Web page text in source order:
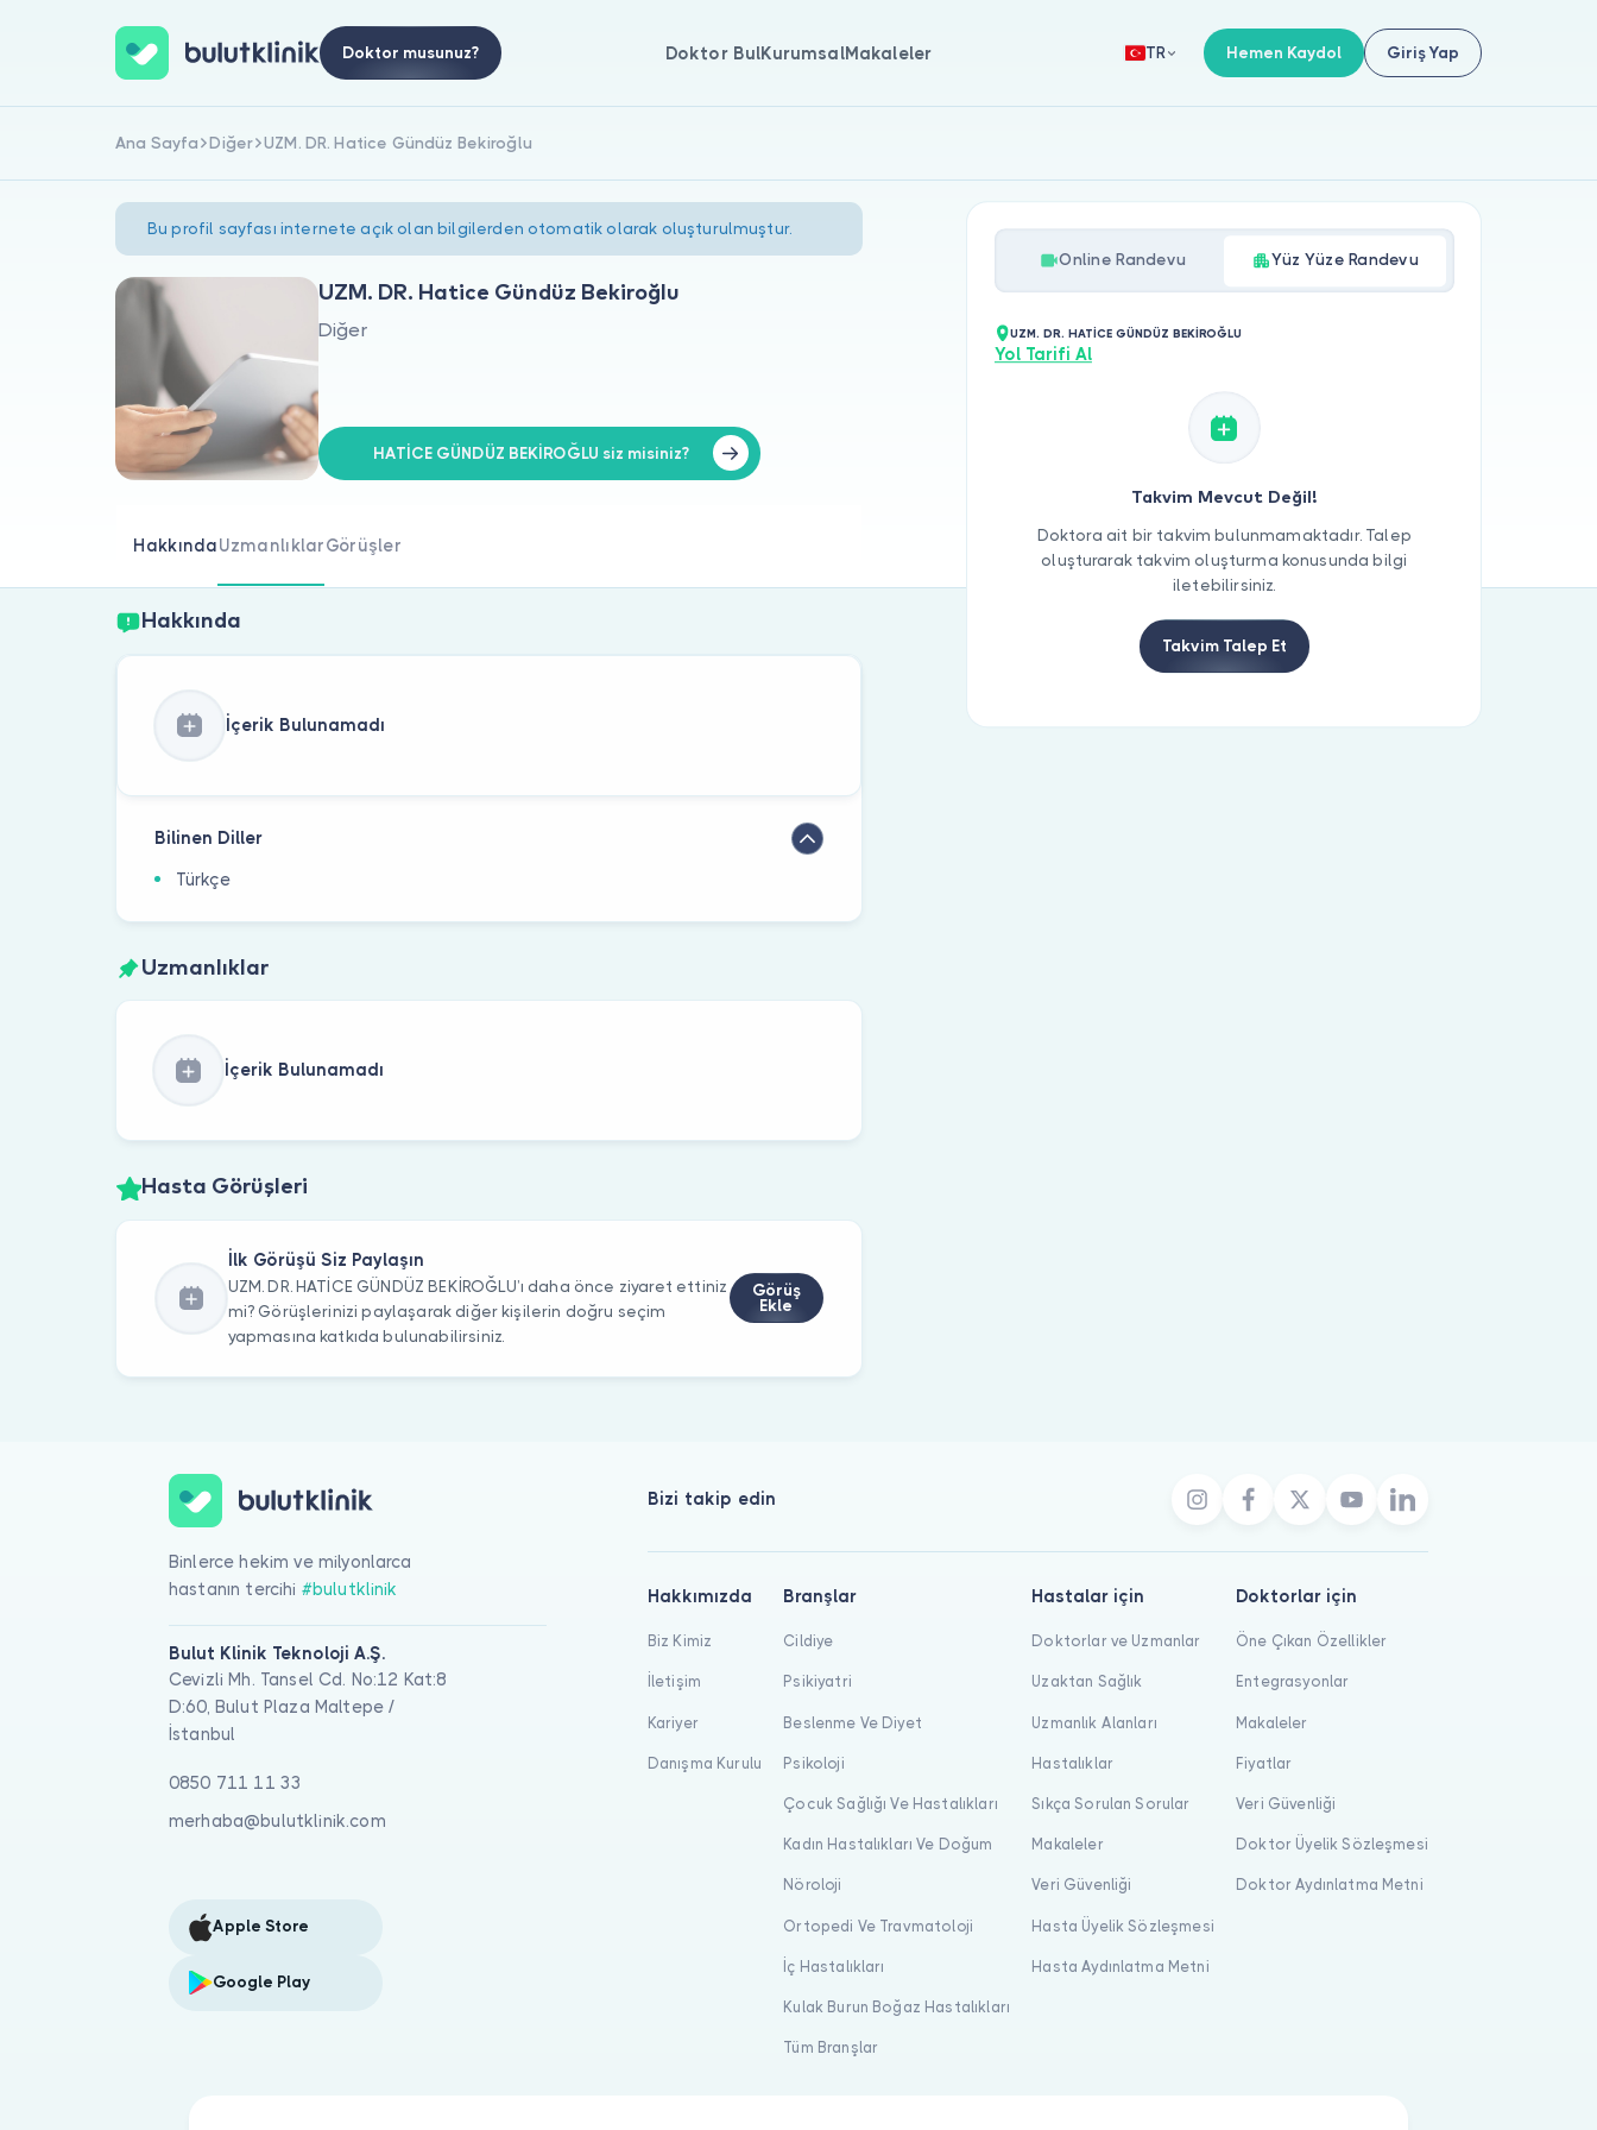
Doktor musunuz? Doktor BulKurumsalMakaleler TR Hemen Kaydol Giriş Yap
Ana Sayfa Diğer UZM. DR. Hatice Gündüz Bekiroğlu
Bu profil sayfası internete açık olan bilgilerden otomatik olarak oluşturulmuştur.
UZM. DR. Hatice Gündüz Bekiroğlu
Diğer
HATİCE GÜNDÜZ BEKİROĞLU siz misiniz?
HakkındaUzmanlıklarGörüşler
Hakkında
İçerik Bulunamadı
Bilinen Diller
Türkçe
Uzmanlıklar
İçerik Bulunamadı
Hasta Görüşleri
İlk Görüşü Siz Paylaşın
UZM. DR. HATİCE GÜNDÜZ BEKİROĞLU’ı daha önce ziyaret ettiniz
mi? Görüşlerinizi paylaşarak diğer kişilerin doğru seçim
yapmasına katkıda bulunabilirsiniz.
Görüş
Ekle
Online Randevu Yüz Yüze Randevu
UZM. DR. HATİCE GÜNDÜZ BEKİROĞLU
Yol Tarifi Al
Takvim Mevcut Değil!
Doktora ait bir takvim bulunmamaktadır. Talep
oluşturarak takvim oluşturma konusunda bilgi
iletebilirsiniz.
Takvim Talep Et
Binlerce hekim ve milyonlarca
hastanın tercihi #bulutklinik
Bulut Klinik Teknoloji A.Ş.
Cevizli Mh. Tansel Cd. No:12 Kat:8
D:60, Bulut Plaza Maltepe /
İstanbul
0850 711 11 33
merhaba@bulutklinik.com
Apple Store
Google Play
Bizi takip edin
Hakkımızda
Biz Kimiz
İletişim
Kariyer
Danışma Kurulu
Branşlar
Cildiye
Psikiyatri
Beslenme Ve Diyet
Psikoloji
Çocuk Sağlığı Ve Hastalıkları
Kadın Hastalıkları Ve Doğum
Nöroloji
Ortopedi Ve Travmatoloji
İç Hastalıkları
Kulak Burun Boğaz Hastalıkları
Tüm Branşlar
Hastalar için
Doktorlar ve Uzmanlar
Uzaktan Sağlık
Uzmanlık Alanları
Hastalıklar
Sıkça Sorulan Sorular
Makaleler
Veri Güvenliği
Hasta Üyelik Sözleşmesi
Hasta Aydınlatma Metni
Doktorlar için
Öne Çıkan Özellikler
Entegrasyonlar
Makaleler
Fiyatlar
Veri Güvenliği
Doktor Üyelik Sözleşmesi
Doktor Aydınlatma Metni